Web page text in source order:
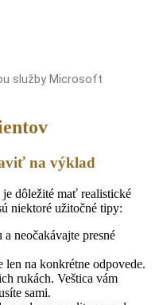
služby Microsoft
na výklad
dôležité mať realistické
niektoré užitočné tipy:
neočakávajte presné
len na konkrétne odpovede.
rukách. Veštica vám
sami.